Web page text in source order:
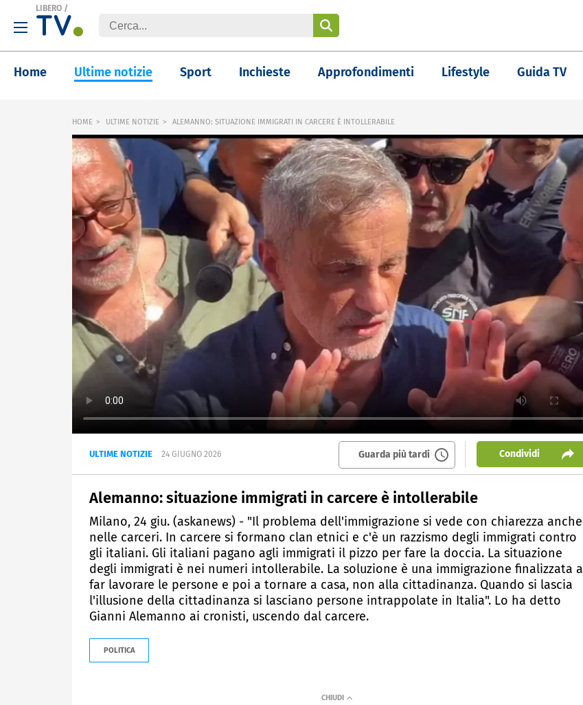
LIBERO /
Home Ultime notizie Sport Inchieste Approfondimenti Lifestyle Guida TV
HOME ULTIME NOTIZIE ALEMANNO: SITUAZIONE IMMIGRATI IN CARCERE È INTOLLERABILE
ULTIME NOTIZIE 24 GIUGNO 2026 Guarda più tardi Condividi
Alemanno: situazione immigrati in carcere è intollerabile
Milano, 24 giu. (askanews) - "Il problema dell'immigrazione si vede con chiarezza anche
nelle carceri. In carcere si formano clan etnici e c'è un razzismo degli immigrati contro
gli italiani. Gli italiani pagano agli immigrati il pizzo per fare la doccia. La situazione
degli immigrati è nei numeri intollerabile. La soluzione è una immigrazione finalizzata a
far lavorare le persone e poi a tornare a casa, non alla cittadinanza. Quando si lascia
l'illusione della cittadinanza si lasciano persone intrappolate in Italia". Lo ha detto
Gianni Alemanno ai cronisti, uscendo dal carcere.
POLITICA